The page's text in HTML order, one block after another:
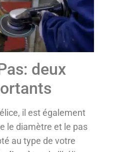
deux
il est également
le diamètre et le pas
au type de votre